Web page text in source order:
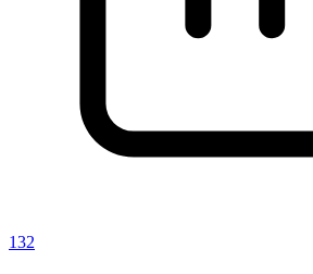
132